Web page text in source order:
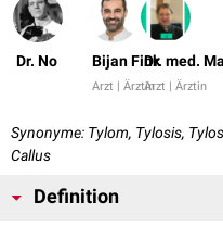
Dr. No Bijan Fink
Arzt | Ärztin
Dr. med.
Arzt | Ärztin
Synonyme: Tylom, Tylosis,
Callus
Definition